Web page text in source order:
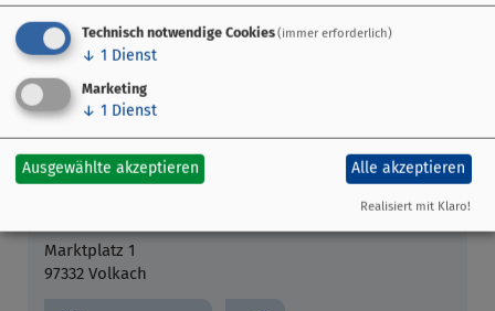
Veranstaltungsort
Am Bach 4
97332 Volkach
Touristinformation Volkacher
Marktplatz 1
97332 Volkach
Technisch notwendige Cookies(immer erforderlich)
↓ 1 Dienst
Marketing
↓ 1 Dienst
Ausgewählte akzeptieren Alle akzeptieren
Realisiert mit Klaro!